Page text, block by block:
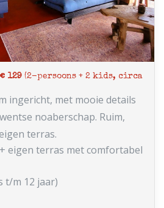
129 (2-persoons + 2 kids, circa
ingericht, met mooie details
noaberschap. Ruim,
terras.
eigen terras met comfortabel
t/m 12 jaar)